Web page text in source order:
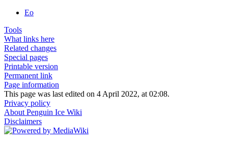
Eo
Tools
What links here
Related changes
Special pages
Printable version
Permanent link
Page information
This page was last edited on 4 April 2022, at 02:08.
Privacy policy
About Penguin Ice Wiki
Disclaimers